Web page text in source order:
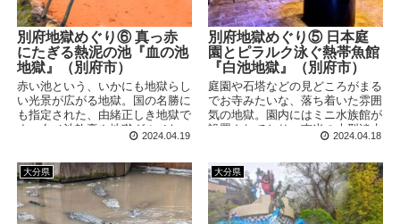
別府地獄めぐり⑥ 真っ赤
にたぎる熱泥の池『血の池
地獄』（別府市）
赤い池という、いかにも地獄らし
い光景が広がる地獄。国の名勝に
も指定された、由緒正しき地獄で
す。血ノ池軟膏や地獄グルメな
ど、名物も多数あり、食事や買い
2024.04.19
別府地獄めぐり⑤ 日本庭
園とピラルク泳ぐ熱帯魚館
『白池地獄』（別府市）
庭園や石塔などの見どころがまる
でお寺みたいな、落ち着いた雰囲
気の地獄。園内にはミニ水族館が
設置されており、南米の大型淡水
魚など個性的なサカナが多数飼育
2024.04.18
大分県 大分県